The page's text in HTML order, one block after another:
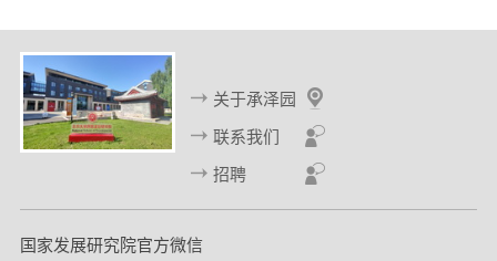
页 页
关于承泽园
联系我们
招聘
国家发展研究院官方微信